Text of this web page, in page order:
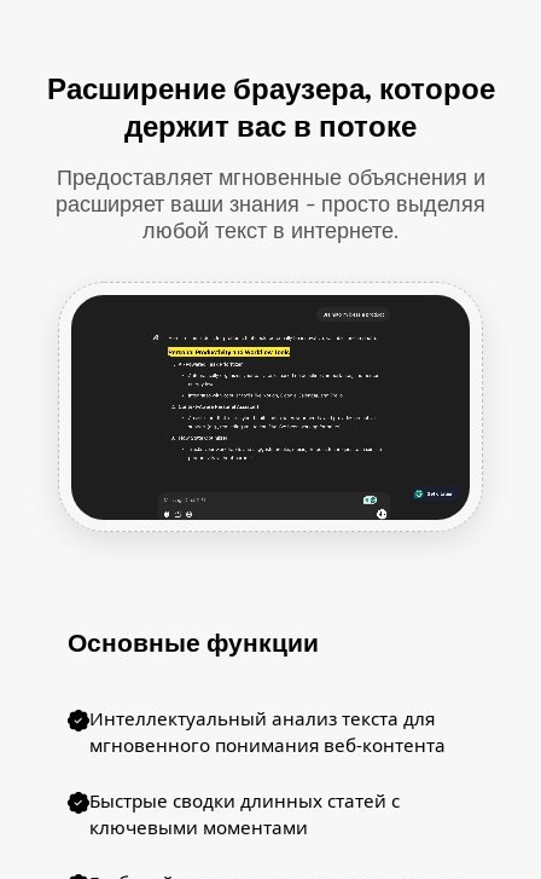
Расширение браузера, которое
держит вас в потоке
Предоставляет мгновенные объяснения и
расширяет ваши знания - просто выделяя
любой текст в интернете.
Основные функции
Интеллектуальный анализ текста для
мгновенного понимания веб-контента
Быстрые сводки длинных статей с
ключевыми моментами